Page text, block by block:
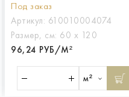
Под заказ
Артикул: 610010004074
Размер, см: 60 х 120
96,24 РУБ/М²
м²